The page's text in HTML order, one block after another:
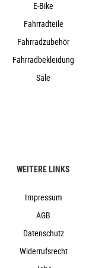
Cable
Bottom Zero-
Lever,
E-Bike
Fahrradteile
Fahrradzubehör
Fahrradbekleidung
Sale
WEITERE LINKS
Impressum
AGB
Datenschutz
Widerrufsrecht